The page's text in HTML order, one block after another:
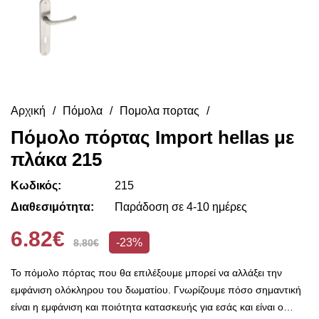
Αρχική Πόμολα Πομολα πορτας
Πόμολο πόρτας Import hellas με
πλάκα 215
Κωδικός:
215
Διαθεσιμότητα:
Παράδοση σε 4-10 ημέρες
6.82€ 8.80€ -23%
Το πόμολο πόρτας που θα επιλέξουμε μπορεί να αλλάξει την
εμφάνιση ολόκληρου του δωματίου. Γνωρίζουμε πόσο σημαντική
είναι η εμφάνιση και ποιότητα κατασκευής για εσάς και είναι ο